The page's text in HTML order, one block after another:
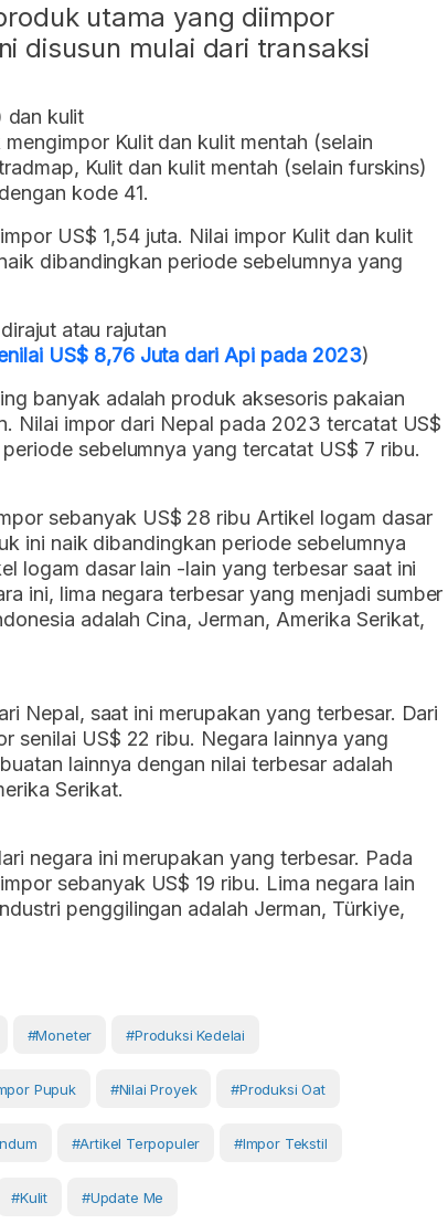
utama yang diimpor
disusun mulai dari transaksi
dan kulit
Kulit dan kulit mentah (selain
Kulit dan kulit mentah (selain furskins)
kode 41.
US$ 1,54 juta. Nilai impor Kulit dan kulit
dibandingkan periode sebelumnya yang
atau rajutan
US$ 8,76 Juta dari Api pada 2023)
banyak adalah produk aksesoris pakaian
Nilai impor dari Nepal pada 2023 tercatat US$
sebelumnya yang tercatat US$ 7 ribu.
sebanyak US$ 28 ribu Artikel logam dasar
ini naik dibandingkan periode sebelumnya
logam dasar lain -lain yang terbesar saat ini
ini, lima negara terbesar yang menjadi sumber
adalah Cina, Jerman, Amerika Serikat,
Nepal, saat ini merupakan yang terbesar. Dari
senilai US$ 22 ribu. Negara lainnya yang
lainnya dengan nilai terbesar adalah
Serikat.
negara ini merupakan yang terbesar. Pada
sebanyak US$ 19 ribu. Lima negara lain
penggilingan adalah Jerman, Türkiye,
#moneter #produksi Kedelai
Pupuk #nilai Proyek #produksi Oat
#artikel Terpopuler #impor Tekstil
#Kulit #Update Me